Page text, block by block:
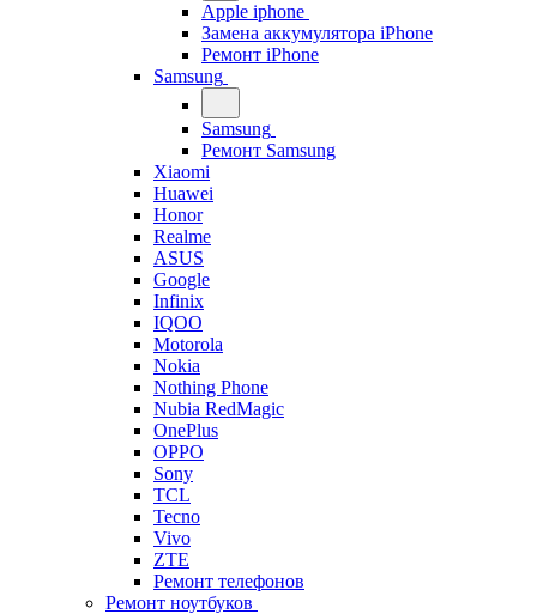
Apple iphone
Замена аккумулятора iPhone
Ремонт iPhone
Samsung
Samsung
Ремонт Samsung
Xiaomi
Huawei
Honor
Realme
ASUS
Google
Infinix
IQOO
Motorola
Nokia
Nothing Phone
Nubia RedMagic
OnePlus
OPPO
Sony
TCL
Tecno
Vivo
ZTE
Ремонт телефонов
Ремонт ноутбуков